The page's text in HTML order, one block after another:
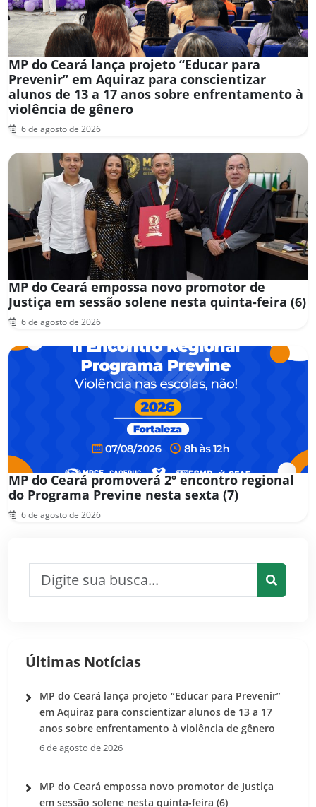
MP do Ceará lança projeto “Educar para
Prevenir” em Aquiraz para conscientizar
alunos de 13 a 17 anos sobre enfrentamento à
violência de gênero
6 de agosto de 2026
MP do Ceará empossa novo promotor de
Justiça em sessão solene nesta quinta-feira (6)
6 de agosto de 2026
MP do Ceará promoverá 2º encontro regional
do Programa Previne nesta sexta (7)
6 de agosto de 2026
Últimas Notícias
MP do Ceará lança projeto “Educar para Prevenir”
em Aquiraz para conscientizar alunos de 13 a 17
anos sobre enfrentamento à violência de gênero
6 de agosto de 2026
MP do Ceará empossa novo promotor de Justiça
em sessão solene nesta quinta-feira (6)